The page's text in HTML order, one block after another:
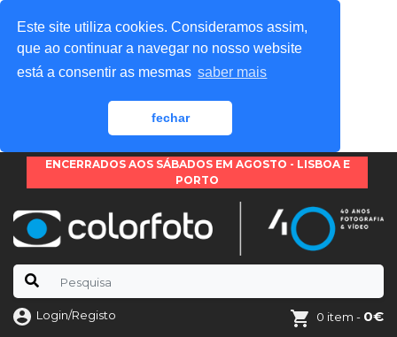
Este site utiliza cookies. Consideramos assim,
que ao continuar a navegar no nosso website
está a consentir as mesmas saber mais
fechar
ENCERRADOS AOS SÁBADOS EM AGOSTO - LISBOA E
PORTO
Login/Registo 0 item - 0€